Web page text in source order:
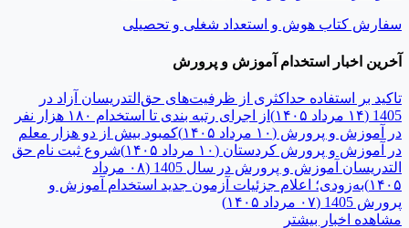
سفارش کتاب هوش و استعداد شغلی و تحصیلی
آخرین اخبار استخدام آموزش و پرورش
تاکید بر استفاده حداکثری از ظرفیت‌های حق‌التدریسان آزاد در
1405 (۱۴ مرداد ۱۴۰۵)
از اجرای رتبه بندی تا استخدام ۱۸۰ هزار نفر
در آموزش و پرورش (۱۰ مرداد ۱۴۰۵)
کمبود بیش از دو هزار معلم
در آموزش و پرورش کردستان (۱۰ مرداد ۱۴۰۵)
شروع ثبت نام حق
التدریسان آموزش و پرورش در سال 1405
(۰۸ مرداد
۱۴۰۵) به‌زودی؛ اعلام جزئیات آزمون جدید استخدام آموزش و
پرورش 1405
(۰۷ مرداد ۱۴۰۵)
مشاهده اخبار بیشتر